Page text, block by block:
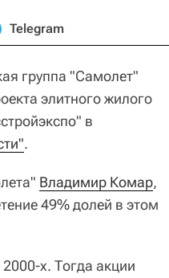
Telegram
группа "Самолет"
элитного жилого
в
.
Владимир Комар,
49% долей в этом
х. Тогда акции